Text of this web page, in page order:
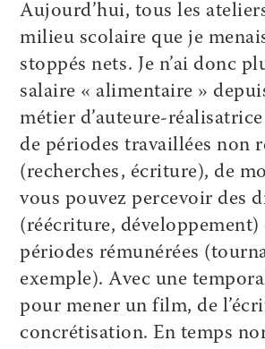
Aujourd’hui, tous les
milieu scolaire que je
stoppés nets. Je n’ai donc
salaire « alimentaire »
métier d’auteure-
de périodes travaillées non
(recherches, écriture), de
vous pouvez percevoir des
(réécriture, développement)
périodes rémunérées
exemple). Avec une
pour mener un film, de
concrétisation. En temps